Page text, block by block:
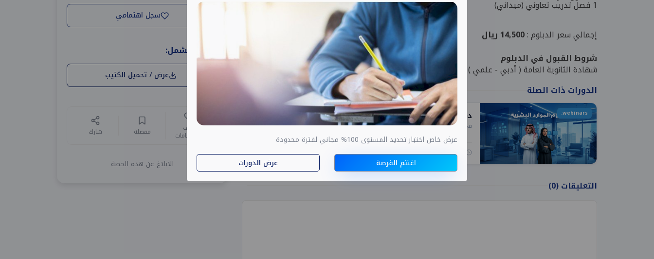
1 فصل تدريب تعاوني (ميداني)
إجمالي سعر الدبلوم:14,500 ريال
شروط القبول في الدبلوم
شهادة الثانوية العامة ( أدبي - علمي )
الدورات ذات الصلة
webinars. دبلوم إدارة الموارد البشرية
في برنامج الدبلوم
0:00 ساعات 0
18,000
16,200
التعليقات(0)
سجل اهتمامي
الدورة تشمل:
عرض / تحميل الكتيب
أضف
للاهتمامات مفضلة شارك
الابلاغ عن هذه الحصة
عرض خاص اختبار تحديد المستوى 100% مجاني لفترة محدودة
اغتنم الفرصة
عرض الدورات